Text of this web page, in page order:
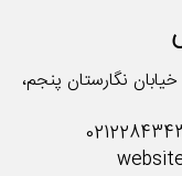
خیابان نگارستان پنجم،